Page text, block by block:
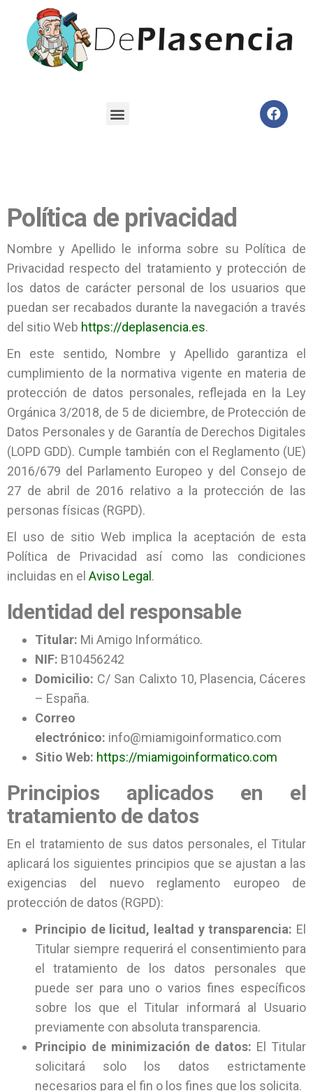
Política de privacidad
Nombre y Apellido le informa sobre su Política de
Privacidad respecto del tratamiento y protección de
los datos de carácter personal de los usuarios que
puedan ser recabados durante la navegación a través
del sitio Web https://deplasencia.es.
En este sentido, Nombre y Apellido garantiza el
cumplimiento de la normativa vigente en materia de
protección de datos personales, reflejada en la Ley
Orgánica 3/2018, de 5 de diciembre, de Protección de
Datos Personales y de Garantía de Derechos Digitales
(LOPD GDD). Cumple también con el Reglamento (UE)
2016/679 del Parlamento Europeo y del Consejo de
27 de abril de 2016 relativo a la protección de las
personas físicas (RGPD).
El uso de sitio Web implica la aceptación de esta
Política de Privacidad así como las condiciones
incluidas en el Aviso Legal.
Identidad del responsable
Titular: Mi Amigo Informático.
NIF: B10456242
Domicilio: C/ San Calixto 10, Plasencia, Cáceres
– España.
Correo
electrónico: info@miamigoinformatico.com
Sitio Web: https://miamigoinformatico.com
Principios aplicados en el
tratamiento de datos
En el tratamiento de sus datos personales, el Titular
aplicará los siguientes principios que se ajustan a las
exigencias del nuevo reglamento europeo de
protección de datos (RGPD):
Principio de licitud, lealtad y transparencia: El
Titular siempre requerirá el consentimiento para
el tratamiento de los datos personales que
puede ser para uno o varios fines específicos
sobre los que el Titular informará al Usuario
previamente con absoluta transparencia.
Principio de minimización de datos: El Titular
solicitará solo los datos estrictamente
necesarios para el fin o los fines que los solicita.